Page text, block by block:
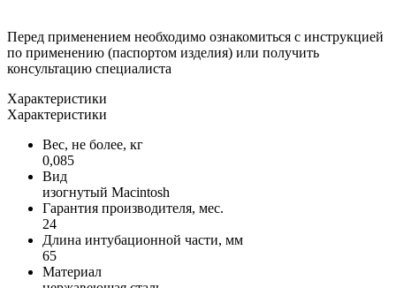
Перед применением необходимо ознакомиться с инструкцией
по применению (паспортом изделия) или получить
консультацию специалиста
Характеристики
Характеристики
Вес, не более, кг
0,085
Вид
изогнутый Macintosh
Гарантия производителя, мес.
24
Длина интубационной части, мм
65
Материал